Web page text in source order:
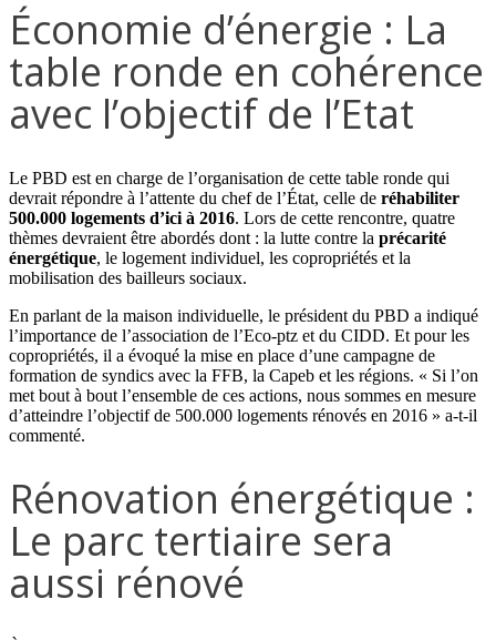
Économie d’énergie : La
table ronde en cohérence
avec l’objectif de l’Etat
Le PBD est en charge de l’organisation de cette table ronde qui
devrait répondre à l’attente du chef de l’État, celle de réhabiliter
500.000 logements d’ici à 2016. Lors de cette rencontre, quatre
thèmes devraient être abordés dont : la lutte contre la précarité
énergétique, le logement individuel, les copropriétés et la
mobilisation des bailleurs sociaux.
En parlant de la maison individuelle, le président du PBD a indiqué
l’importance de l’association de l’Eco-ptz et du CIDD. Et pour les
copropriétés, il a évoqué la mise en place d’une campagne de
formation de syndics avec la FFB, la Capeb et les régions. « Si l’on
met bout à bout l’ensemble de ces actions, nous sommes en mesure
d’atteindre l’objectif de 500.000 logements rénovés en 2016 » a-t-il
commenté.
Rénovation énergétique :
Le parc tertiaire sera
aussi rénové